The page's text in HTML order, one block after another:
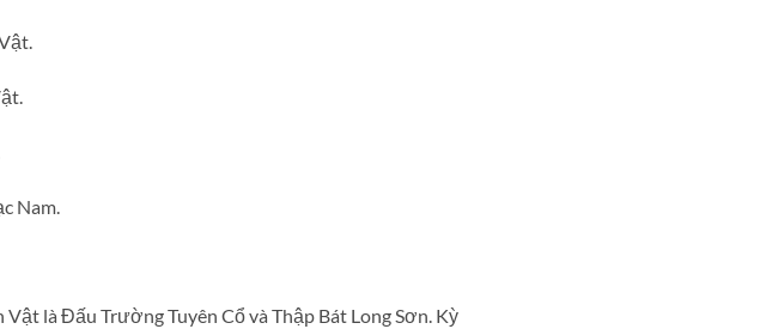
Nam.
là Đấu Trường Tuyên Cổ và Thập Bát Long Sơn. Kỳ